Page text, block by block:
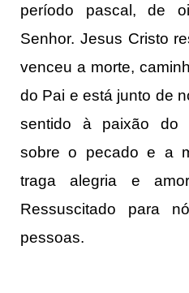
período pascal, de
Senhor. Jesus Cristo
venceu a morte,
do Pai e está junto de
sentido à paixão do
sobre o pecado e a
traga alegria e
Ressuscitado para
pessoas.